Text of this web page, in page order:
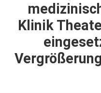
PRODUKTE
ÜBER
Klinik